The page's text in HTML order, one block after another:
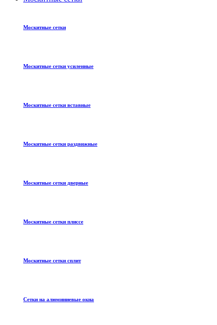
Москитные сетки
Москитные сетки усиленные
Москитные сетки вставные
Москитные сетки раздвижные
Москитные сетки дверные
Москитные сетки плиссе
Москитные сетки сплит
Сетки на алюминиевые окна